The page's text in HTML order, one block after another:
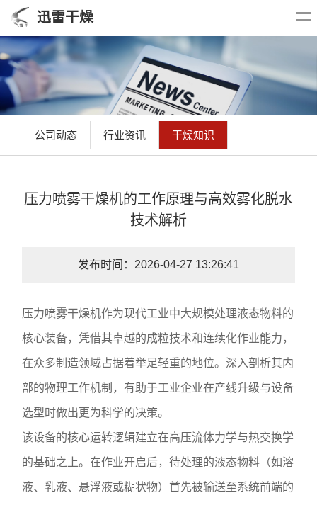
迅雷干燥
公司动态 行业资讯 干燥知识
压力喷雾干燥机的工作原理与高效雾化脱水
技术解析
发布时间：2026-04-27 13:26:41
压力喷雾干燥机作为现代工业中大规模处理液态物料的
核心装备，凭借其卓越的成粒技术和连续化作业能力，
在众多制造领域占据着举足轻重的地位。深入剖析其内
部的物理工作机制，有助于工业企业在产线升级与设备
选型时做出更为科学的决策。
该设备的核心运转逻辑建立在高压流体力学与热交换学
的基础之上。在作业开启后，待处理的液态物料（如溶
液、乳液、悬浮液或糊状物）首先被输送至系统前端的